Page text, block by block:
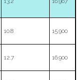
10.8 15.900
12.7 16.900